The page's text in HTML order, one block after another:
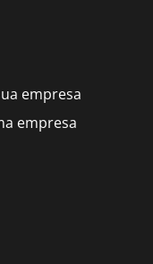
empresa
empresa